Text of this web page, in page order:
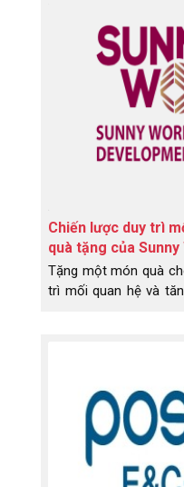
Chiến lược duy trì
quà tặng của Sunny
Tặng một món quà
trì mối quan hệ và